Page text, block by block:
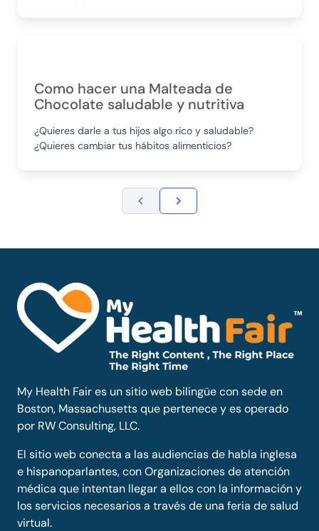
Como hacer una Malteada de
Chocolate saludable y nutritiva
¿Quieres darle a tus hijos algo rico y saludable?
¿Quieres cambiar tus hábitos alimenticios?
My Health Fair es un sitio web bilingüe con sede en
Boston, Massachusetts que pertenece y es operado
por RW Consulting, LLC.
El sitio web conecta a las audiencias de habla inglesa
e hispanoparlantes, con Organizaciones de atención
médica que intentan llegar a ellos con la información y
los servicios necesarios a través de una feria de salud
virtual.